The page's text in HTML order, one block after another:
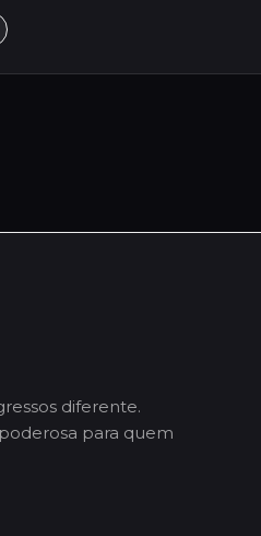
diferente.
para quem